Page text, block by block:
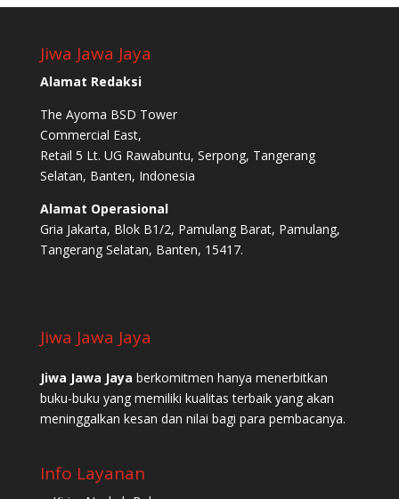
Jiwa Jawa Jaya
Alamat Redaksi
The Ayoma BSD Tower
Commercial East,
Retail 5 Lt. UG Rawabuntu, Serpong, Tangerang
Selatan, Banten, Indonesia
Alamat Operasional
Gria Jakarta, Blok B1/2, Pamulang Barat, Pamulang,
Tangerang Selatan, Banten, 15417.
Jiwa Jawa Jaya
Jiwa Jawa Jaya berkomitmen hanya menerbitkan
buku-buku yang memiliki kualitas terbaik yang akan
meninggalkan kesan dan nilai bagi para pembacanya.
Info Layanan